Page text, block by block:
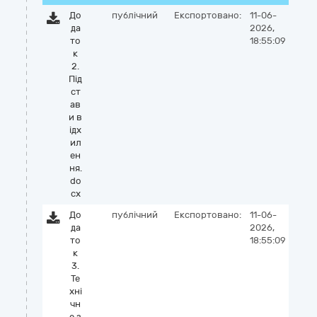
До
да
то
к
2.
Під
ст
ав
и в
ідх
ил
ен
ня.
do
cx
публічний Експортовано:
11-06-
2026,
18:55:09
До
да
то
к
3.
Те
хні
чн
публічний Експортовано:
11-06-
2026,
18:55:09